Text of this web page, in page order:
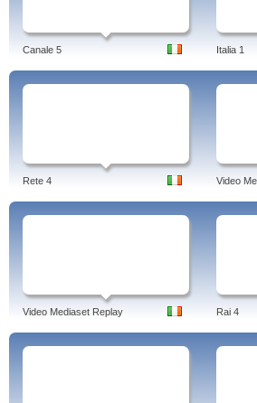
Canale 5 Italia 1
Rete 4 Video
Video Mediaset Replay Rai 4